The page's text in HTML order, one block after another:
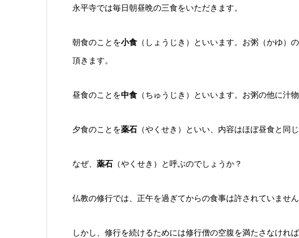
永平寺では毎日朝昼晩の三食をいただきます。
朝食のことを小食 （しょうじき）といいます。 お粥（かゆ）
頂きます。
昼食のことを中食 （ちゅうじき）といいます。お粥の他に汁
夕食のことを薬石 （やくせき）といい、内容はほぼ昼食と同じ
なぜ、 薬石 （やくせき）と呼ぶのでしょうか？
仏教の修行では、正午を過ぎてからの食事は許されていません
しかし、修行を続けるためには修行僧の空腹を満たさなければ